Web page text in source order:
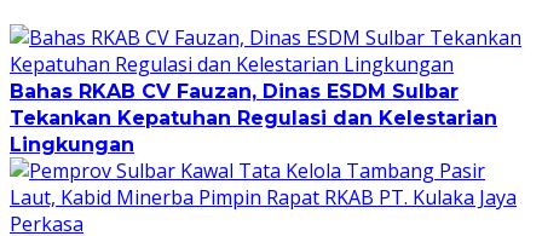
Bahas RKAB CV Fauzan, Dinas ESDM Sulbar
Tekankan Kepatuhan Regulasi dan Kelestarian
Lingkungan